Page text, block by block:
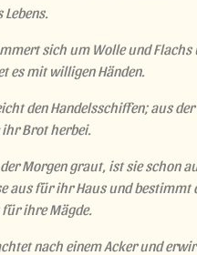
Lebens.
sich um Wolle und Flachs
es mit willigen Händen.
den Handelsschiffen; aus der
Brot herbei.
Morgen graut, ist sie schon
aus für ihr Haus und bestimmt
für ihre Mägde.
nach einem Acker und